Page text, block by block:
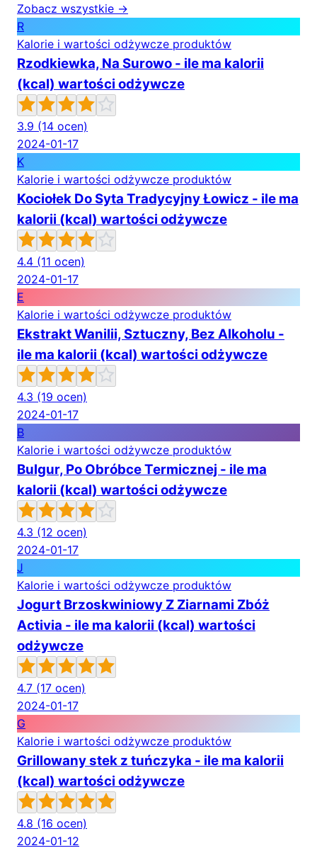
Zobacz wszystkie →
R
Kalorie i wartości odżywcze produktów
Rzodkiewka, Na Surowo - ile ma kalorii
(kcal) wartości odżywcze
3.9 (14 ocen)
2024-01-17
K
Kalorie i wartości odżywcze produktów
Kociołek Do Syta Tradycyjny Łowicz - ile ma
kalorii (kcal) wartości odżywcze
4.4 (11 ocen)
2024-01-17
E
Kalorie i wartości odżywcze produktów
Ekstrakt Wanilii, Sztuczny, Bez Alkoholu -
ile ma kalorii (kcal) wartości odżywcze
4.3 (19 ocen)
2024-01-17
B
Kalorie i wartości odżywcze produktów
Bulgur, Po Obróbce Termicznej - ile ma
kalorii (kcal) wartości odżywcze
4.3 (12 ocen)
2024-01-17
J
Kalorie i wartości odżywcze produktów
Jogurt Brzoskwiniowy Z Ziarnami Zbóż
Activia - ile ma kalorii (kcal) wartości
odżywcze
4.7 (17 ocen)
2024-01-17
G
Kalorie i wartości odżywcze produktów
Grillowany stek z tuńczyka - ile ma kalorii
(kcal) wartości odżywcze
4.8 (16 ocen)
2024-01-12